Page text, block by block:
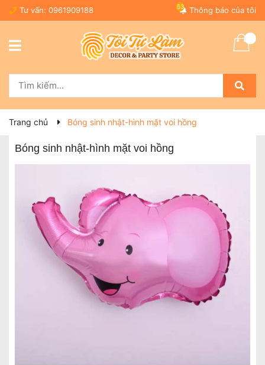
Tư vấn: 0961909188 Thông báo của tôi
53
Trang chủ Bóng sinh nhật-hình mặt voi hồng
Bóng sinh nhật-hình mặt voi hồng